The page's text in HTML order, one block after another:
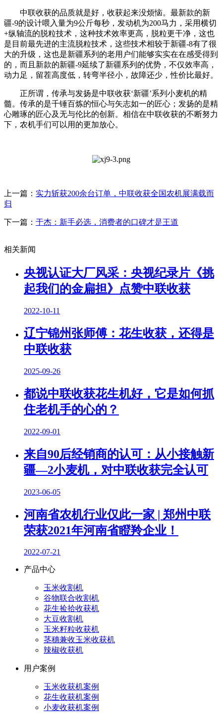
中联收获的品质就是好，收获起来没烦恼。最新款的新
疆-9的设计喂入量为9公斤每秒，发动机为200马力，采用横切
+纵轴流的脱粒技术，这种技术效率更高，脱粒更干净，这也
是目前最先进的主流脱粒技术，这些技术相较于新疆-8有了很
大的升级，这也是新疆系列的老用户们能够实实在在感受得到
的，而且新款的新疆-9延续了新疆系列的优势，不仅效率高，
动力足，留茬高度低，转弯半径小，故障还少，性价比最好。
正所谓，传承与发扬是中联收获‘新疆’系列小麦机的精
髓。传承的是千锤百炼的恒心与矢志如一的匠心；发扬的是精
心雕琢的匠心及无与伦比的创新。相信在中联收获的不断努力
下，农机手们可以用的更加放心。
上一篇： 实力斩获200余台订单，中联收获全国农机展满载而
归
下一篇： 于杰：新手必选，消费者的口碑才是王道
相关新闻
央视认证大厂风采：央视纪录片《挑
起我们的金扁担》点赞中联收获
2022-10-11
辽宁锦州张师傅：花生收获，还得是
中联收获
2025-09-26
都说中联收获花生机好，它是如何抓
住老机手的心的？
2022-09-01
来自90后经销商的认可：从小接触新
疆—2小麦机，对中联收获完全认可
2023-06-05
河南省农机行业仅此一家 | 郑州中联
荣获2021年河南省瞪羚企业！
2022-07-21
产品中心
玉米收割机
谷物联合收割机
花生捡拾收获机
大豆收割机
玉米籽粒收获机
茎穗兼收玉米收获机
辣椒收获机
用户案例
玉米收获机案例
花生收获机案例
小麦收获机案例